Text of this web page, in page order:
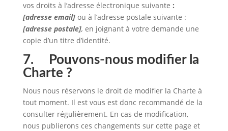
vos droits à l’adresse électronique suivante :
[adresse email]ou à l’adresse postale suivante :
[adresse postale], en joignant à votre demande une
copie d’un titre d’identité.
7. Pouvons-nous modifier la
Charte ?
Nous nous réservons le droit de modifier la Charte à
tout moment. Il est vous est donc recommandé de la
consulter régulièrement. En cas de modification,
nous publierons ces changements sur cette page et